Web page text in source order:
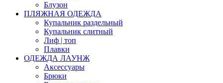
Блузон
ПЛЯЖНАЯ ОДЕЖДА
Купальник раздельный
Купальник слитный
Лиф | топ
Плавки
ОДЕЖДА ЛАУНЖ
Аксессуары
Брюки